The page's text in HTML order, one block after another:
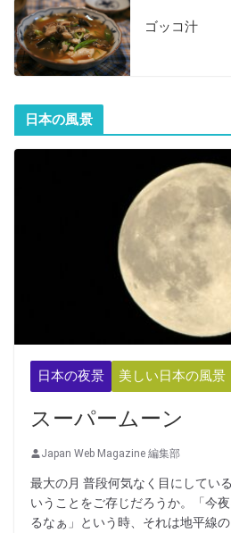
ゴッコ汁
日本の風景
日本の夜景 美しい日本の風景
スーパームーン
Japan Web Magazine 編集部
最大の月 普段何気なく目にしてい
いうことをご存じだろうか。「今
るなぁ」という時、それは地平線